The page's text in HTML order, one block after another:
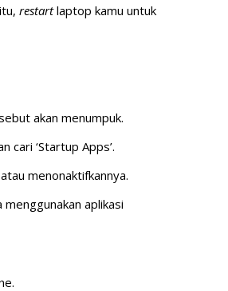
restartlaptop kamu untuk
akan menumpuk.
cari ‘Startup Apps’.
menonaktifkannya.
aplikasi